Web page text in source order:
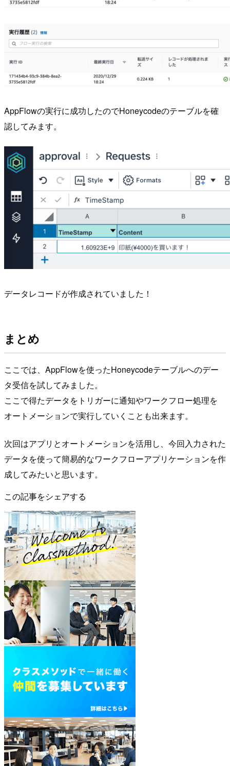
AppFlowの実行に成功したのでHoneycodeのテーブルを確
認してみます。
データレコードが作成されていました！
まとめ
ここでは、AppFlowを使ったHoneycodeテーブルへのデー
タ受信を試してみました。
ここで得たデータをトリガーに通知やワークフロー処理を
オートメーションで実行していくことも出来ます。
次回はアプリとオートメーションを活用し、今回入力された
データを使って簡易的なワークフローアプリケーションを作
成してみたいと思います。
この記事をシェアする